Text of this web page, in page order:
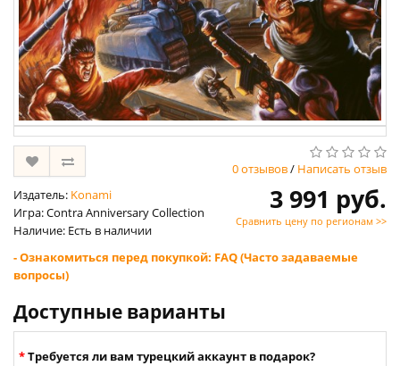
0 отзывов/ Написать отзыв
Издатель: Konami
Игра: Contra Anniversary Collection
Наличие: Есть в наличии
3 991 руб.
Сравнить цену по регионам >>
- Ознакомиться перед покупкой: FAQ (Часто задаваемые
вопросы)
Доступные варианты
Требуется ли вам турецкий аккаунт в подарок?